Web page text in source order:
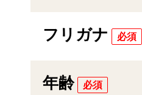
フリガナ 必須
年齢 必須